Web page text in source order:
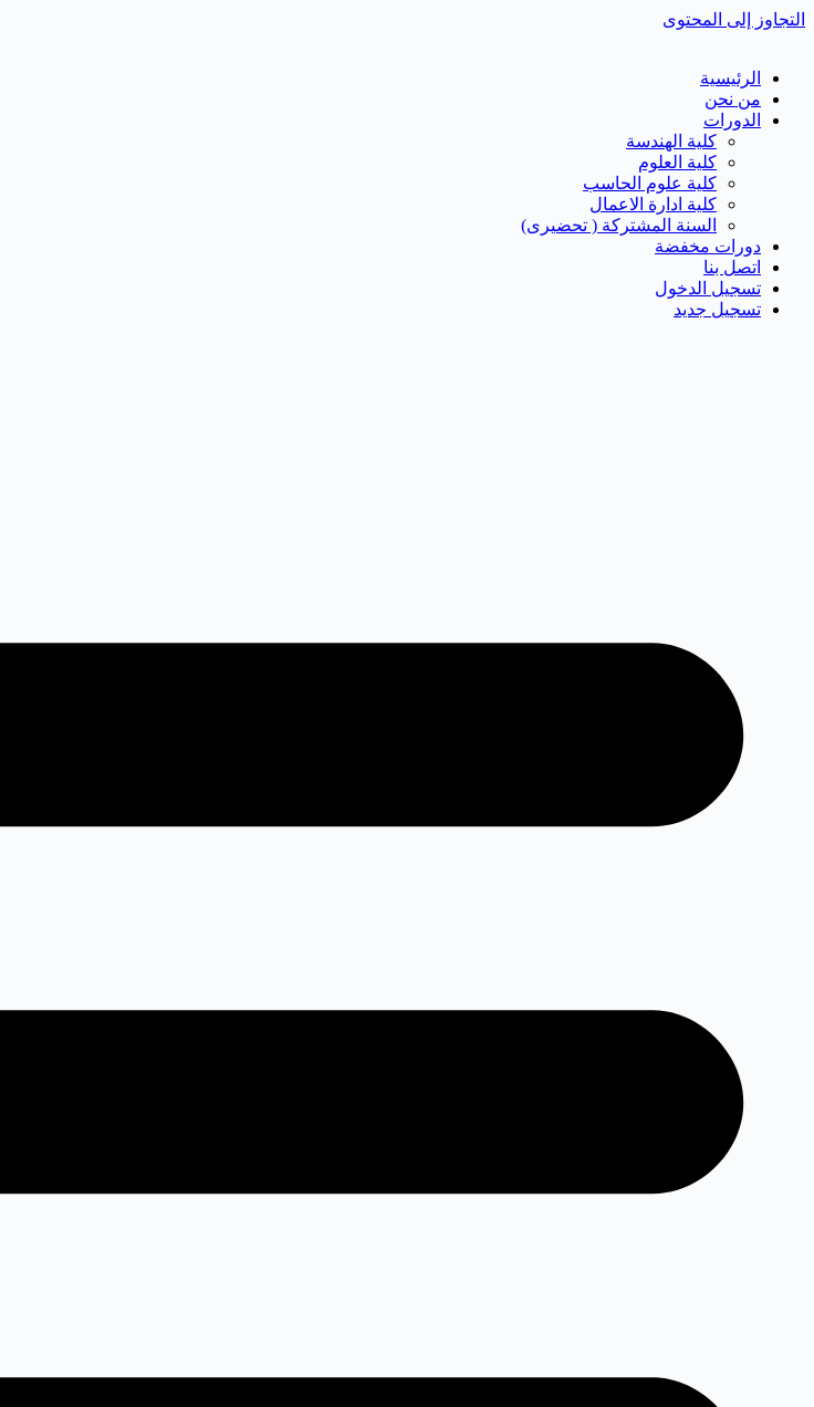
التجاوز إلى المحتوى
الرئيسية
من نحن
الدورات
كلية الهندسة
كلية العلوم
كلية علوم الحاسب
كلية ادارة الاعمال
السنة المشتركة ( تحضيرى)
دورات مخفضة
اتصل بنا
تسجيل الدخول
تسجيل جديد